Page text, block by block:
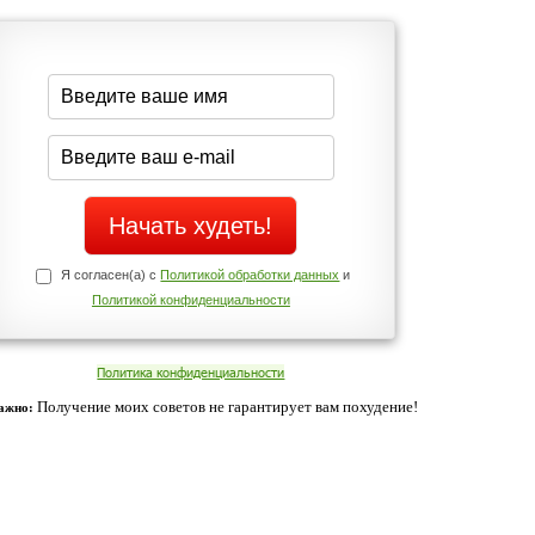
Нет
Телефоны службы поддержки
+7 (909) 421-77-27
cookies. Оставаясь с нами, вы соглашаетесь с нашей
Согласен